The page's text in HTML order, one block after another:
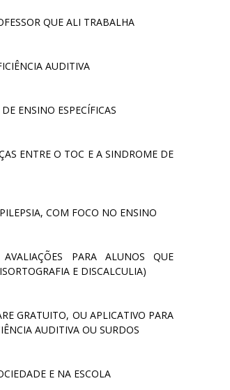
QUE ALI TRABALHA
AUDITIVA
ENSINO ESPECÍFICAS
ENTRE O TOC E A SINDROME DE
COM FOCO NO ENSINO
PARA ALUNOS QUE
E DISCALCULIA)
GRATUITO, OU APLICATIVO PARA
AUDITIVA OU SURDOS
E NA ESCOLA